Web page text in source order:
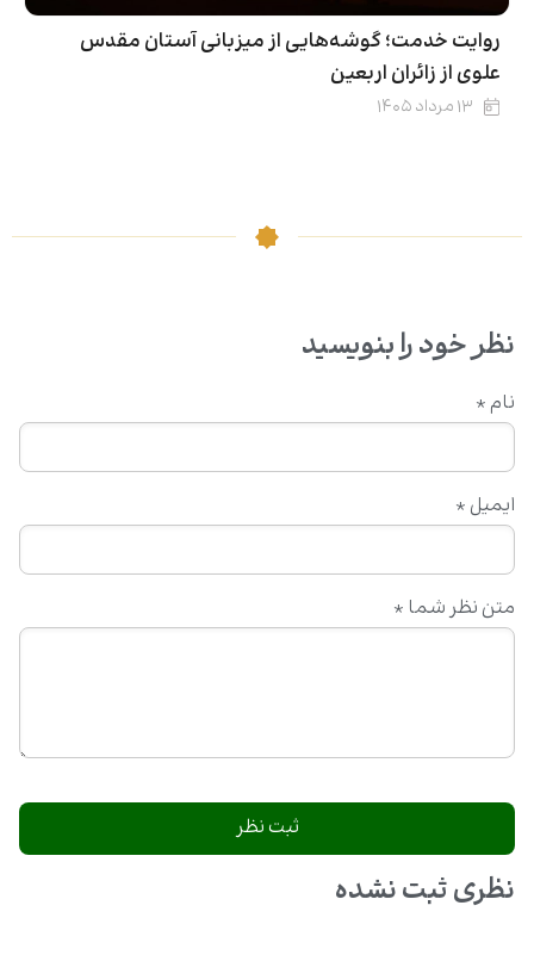
روایت خدمت؛ گوشه‌هایی از میزبانی آستان مقدس
علوی از زائران اربعین
۱۳ مرداد ۱۴۰۵
نظر خود را بنویسید
متن نظر شما *
نام *
ایمیل *
نظری ثبت نشده